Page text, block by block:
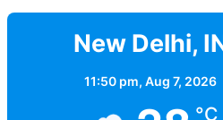
New Delhi,
11:50 pm, Aug 7, 2026
°C